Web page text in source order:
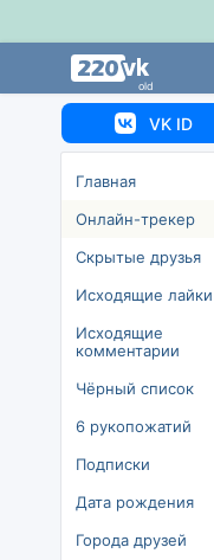
old
VK ID
Главная
Онлайн-трекер
Скрытые друзья
Исходящие лайки
Исходящие
комментарии
Чёрный список
6 рукопожатий
Подписки
Дата рождения
Города друзей